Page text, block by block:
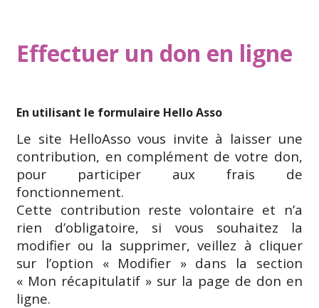
Effectuer un don en ligne
En utilisant le formulaire Hello Asso
Le site HelloAsso vous invite à laisser une
contribution, en complément de votre don,
pour participer aux frais de
fonctionnement.
Cette contribution reste volontaire et n’a
rien d’obligatoire, si vous souhaitez la
modifier ou la supprimer, veillez à cliquer
sur l’option « Modifier » dans la section
« Mon récapitulatif » sur la page de don en
ligne.